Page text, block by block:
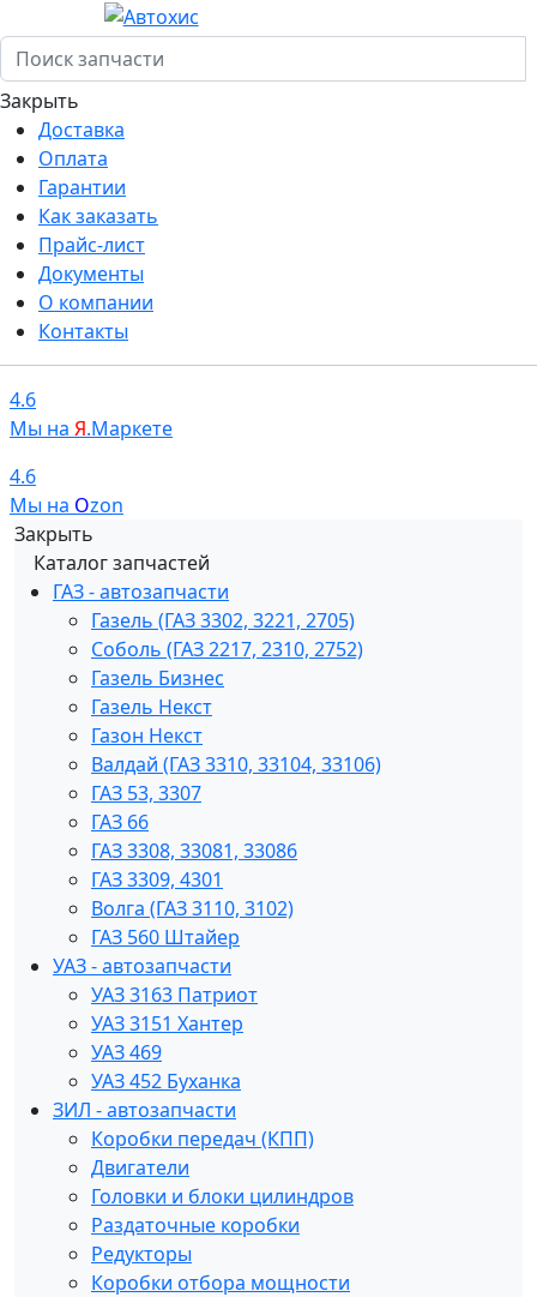
Закрыть
Доставка
Оплата
Гарантии
Как заказать
Прайс-лист
Документы
О компании
Контакты
4.6
Мы на Я.Маркете
4.6
Мы на Ozon
Закрыть
Каталог запчастей
ГАЗ - автозапчасти
Газель (ГАЗ 3302, 3221, 2705)
Соболь (ГАЗ 2217, 2310, 2752)
Газель Бизнес
Газель Некст
Газон Некст
Валдай (ГАЗ 3310, 33104, 33106)
ГАЗ 53, 3307
ГАЗ 66
ГАЗ 3308, 33081, 33086
ГАЗ 3309, 4301
Волга (ГАЗ 3110, 3102)
ГАЗ 560 Штайер
УАЗ - автозапчасти
УАЗ 3163 Патриот
УАЗ 3151 Хантер
УАЗ 469
УАЗ 452 Буханка
ЗИЛ - автозапчасти
Коробки передач (КПП)
Двигатели
Головки и блоки цилиндров
Раздаточные коробки
Редукторы
Коробки отбора мощности